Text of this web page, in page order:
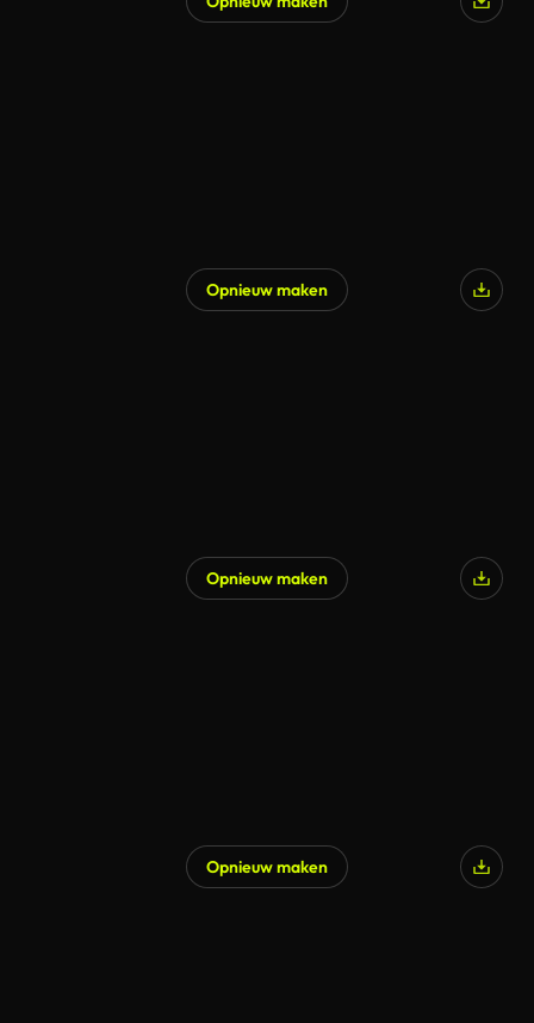
Opnieuw maken
Opnieuw maken
Opnieuw maken